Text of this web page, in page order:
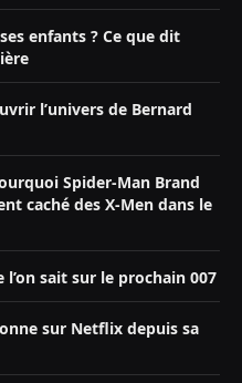
enfants ? Ce que dit
l’univers de Bernard
Spider-Man Brand
caché des X-Men dans le
l’on sait sur le prochain 007
sur Netflix depuis sa